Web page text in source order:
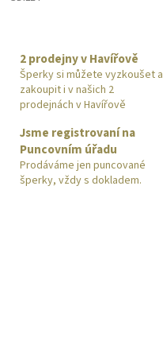
2 prodejny v Havířově
Šperky si můžete vyzkoušet a
zakoupit i v našich 2
prodejnách v Havířově
Jsme registrovaní na
Puncovním úřadu
Prodáváme jen puncované
šperky, vždy s dokladem.